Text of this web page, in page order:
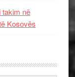
takim në
Kosovës